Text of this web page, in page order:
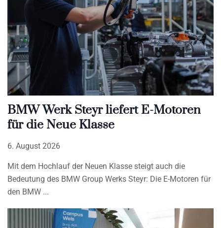
BMW Werk Steyr liefert E-Motoren
für die Neue Klasse
6. August 2026
Mit dem Hochlauf der Neuen Klasse steigt auch die
Bedeutung des BMW Group Werks Steyr: Die E-Motoren für
den BMW